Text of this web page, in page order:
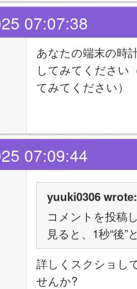
07:07:38
あなたの端末の時
してみてください
てみてください）
07:09:44
yuuki0306 wrote:
コメントを投稿
見ると、1秒“後
詳しくスクショし
せんか?